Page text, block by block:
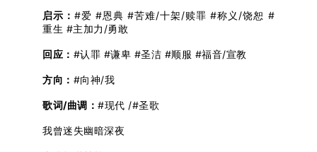
启示：#爱 #恩典 #苦难/十架/赎罪 #称义/饶恕 #
重生 #主加力/勇敢
回应： #认罪 #谦卑 #圣洁 #顺服 #福音/宣教
方向： #向神/我
歌词/曲调： #现代 /#圣歌
我曾迷失幽暗深夜